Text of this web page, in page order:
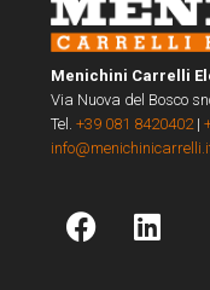
Menichini Carrelli
Via Nuova del Bosco
Tel.+39 081 8420402 |